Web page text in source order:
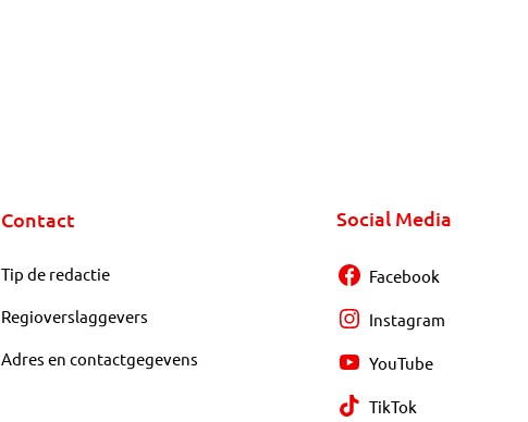
Contact
Tip de redactie
Regioverslaggevers
Adres en contactgegevens
Social Media
Facebook
Instagram
YouTube
TikTok